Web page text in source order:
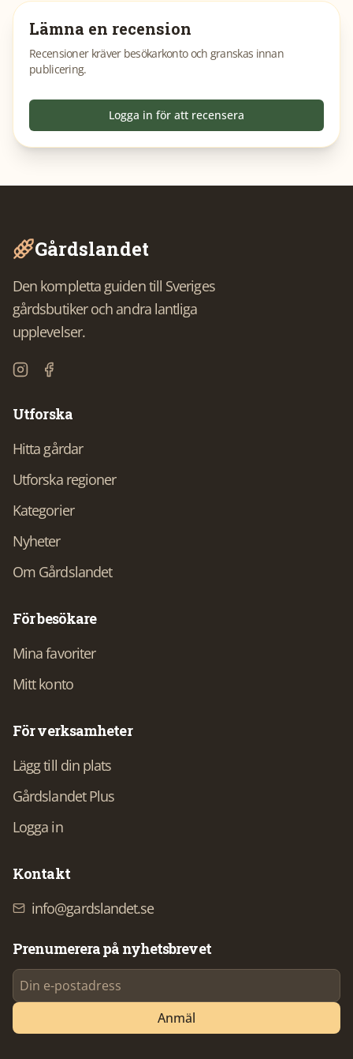
Lämna en recension
Recensioner kräver besökarkonto och granskas innan
publicering.
Logga in för att recensera
Gårdslandet
Den kompletta guiden till Sveriges
gårdsbutiker och andra lantliga
upplevelser.
Utforska
Hitta gårdar
Utforska regioner
Kategorier
Nyheter
Om Gårdslandet
För besökare
Mina favoriter
Mitt konto
För verksamheter
Lägg till din plats
Gårdslandet Plus
Logga in
Kontakt
info@gardslandet.se
Prenumerera på nyhetsbrevet
Anmäl